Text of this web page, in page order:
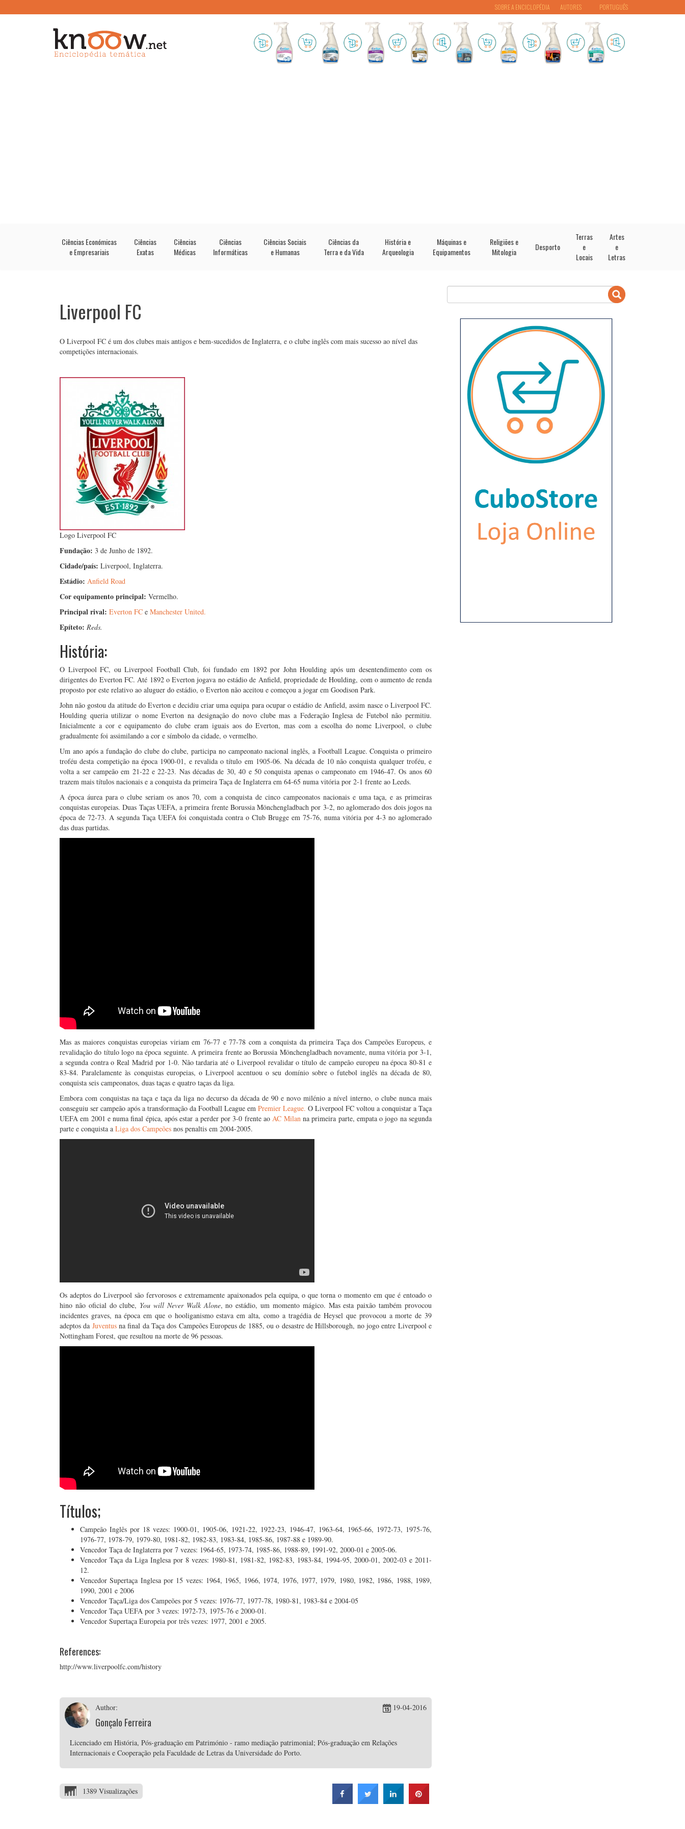
PORTUGUÊS
SOBRE A ENCICLOPÉDIA AUTORES
Ciências Económicas
e Empresariais
Ciências
Exatas
Ciências
Médicas
Ciências
Informáticas
Ciências Sociais
e Humanas
Ciências da
Terra e da Vida
História e
Arqueologia
Máquinas e
Equipamentos
Religiões e
Mitologia
Desporto
Terras
e
Locais
Artes
e
Letras
Liverpool FC
O Liverpool FC é um dos clubes mais antigos e bem-sucedidos de Inglaterra, e o clube inglês com mais sucesso ao nível das
competições internacionais.
Logo Liverpool FC
Fundação: 3 de Junho de 1892.
Cidade/país: Liverpool, Inglaterra.
Estádio: Anfield Road
Cor equipamento principal: Vermelho.
Principal rival: Everton FC e Manchester United.
Epíteto: Reds.
História:
O Liverpool FC, ou Liverpool Football Club, foi fundado em 1892 por John Houlding após um desentendimento com os
dirigentes do Everton FC. Até 1892 o Everton jogava no estádio de Anfield, propriedade de Houlding, com o aumento de renda
proposto por este relativo ao aluguer do estádio, o Everton não aceitou e começou a jogar em Goodison Park.
John não gostou da atitude do Everton e decidiu criar uma equipa para ocupar o estádio de Anfield, assim nasce o Liverpool FC.
Houlding queria utilizar o nome Everton na designação do novo clube mas a Federação Inglesa de Futebol não permitiu.
Inicialmente a cor e equipamento do clube eram iguais aos do Everton, mas com a escolha do nome Liverpool, o clube
gradualmente foi assimilando a cor e símbolo da cidade, o vermelho.
Um ano após a fundação do clube do clube, participa no campeonato nacional inglês, a Football League. Conquista o primeiro
troféu desta competição na época 1900-01, e revalida o título em 1905-06. Na década de 10 não conquista qualquer troféu, e
volta a ser campeão em 21-22 e 22-23. Nas décadas de 30, 40 e 50 conquista apenas o campeonato em 1946-47. Os anos 60
trazem mais títulos nacionais e a conquista da primeira Taça de Inglaterra em 64-65 numa vitória por 2-1 frente ao Leeds.
A época áurea para o clube seriam os anos 70, com a conquista de cinco campeonatos nacionais e uma taça, e as primeiras
conquistas europeias. Duas Taças UEFA, a primeira frente Borussia Mönchengladbach por 3-2, no aglomerado dos dois jogos na
época de 72-73. A segunda Taça UEFA foi conquistada contra o Club Brugge em 75-76, numa vitória por 4-3 no aglomerado
das duas partidas.
Mas as maiores conquistas europeias viriam em 76-77 e 77-78 com a conquista da primeira Taça dos Campeões Europeus, e
revalidação do título logo na época seguinte. A primeira frente ao Borussia Mönchengladbach novamente, numa vitória por 3-1,
a segunda contra o Real Madrid por 1-0. Não tardaria até o Liverpool revalidar o título de campeão europeu na época 80-81 e
83-84. Paralelamente às conquistas europeias, o Liverpool acentuou o seu domínio sobre o futebol inglês na década de 80,
conquista seis campeonatos, duas taças e quatro taças da liga.
Embora com conquistas na taça e taça da liga no decurso da década de 90 e novo milénio a nível interno, o clube nunca mais
conseguiu ser campeão após a transformação da Football League em Premier League. O Liverpool FC voltou a conquistar a Taça
UEFA em 2001 e numa final épica, após estar a perder por 3-0 frente aoAC Milanna primeira parte, empata o jogo na segunda
parte e conquista a Liga dos Campeões nos penaltis em 2004-2005.
Os adeptos do Liverpool são fervorosos e extremamente apaixonados pela equipa, o que torna o momento em que é entoado o
hino não oficial do clube, You will Never Walk Alone, no estádio, um momento mágico. Mas esta paixão também provocou
incidentes graves, na época em que o hooliganismo estava em alta, como a tragédia de Heysel que provocou a morte de 39
adeptos da Juventusna final da Taça dos Campeões Europeus de 1885, ou o desastre de Hillsborough, no jogo entre Liverpool e
Nottingham Forest, que resultou na morte de 96 pessoas.
Títulos;
Campeão Inglês por 18 vezes: 1900-01, 1905-06, 1921-22, 1922-23, 1946-47, 1963-64, 1965-66, 1972-73, 1975-76,
1976-77, 1978-79, 1979-80, 1981-82, 1982-83, 1983-84, 1985-86, 1987-88 e 1989-90.
Vencedor Taça de Inglaterra por 7 vezes: 1964-65, 1973-74, 1985-86, 1988-89, 1991-92, 2000-01 e 2005-06.
Vencedor Taça da Liga Inglesa por 8 vezes: 1980-81, 1981-82, 1982-83, 1983-84, 1994-95, 2000-01, 2002-03 e 2011-
12.
Vencedor Supertaça Inglesa por 15 vezes: 1964, 1965, 1966, 1974, 1976, 1977, 1979, 1980, 1982, 1986, 1988, 1989,
1990, 2001 e 2006
Vencedor Taça/Liga dos Campeões por 5 vezes: 1976-77, 1977-78, 1980-81, 1983-84 e 2004-05
Vencedor Taça UEFA por 3 vezes: 1972-73, 1975-76 e 2000-01.
Vencedor Supertaça Europeia por três vezes: 1977, 2001 e 2005.
References:
http://www.liverpoolfc.com/history
Author:
Gonçalo Ferreira
19-04-2016
Licenciado em História, Pós-graduação em Património - ramo mediação patrimonial; Pós-graduação em Relações
Internacionais e Cooperação pela Faculdade de Letras da Universidade do Porto.
1389 Visualizações